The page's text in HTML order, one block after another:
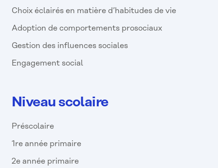
Choix éclairés en matière d’habitudes de vie
Adoption de comportements prosociaux
Gestion des influences sociales
Engagement social
Niveau scolaire
Préscolaire
1re année primaire
2e année primaire